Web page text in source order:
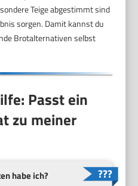
Teige abgestimmt sind
sorgen. Damit kannst du
Brotalternativen selbst
Passt ein
zu meiner
habe ich?